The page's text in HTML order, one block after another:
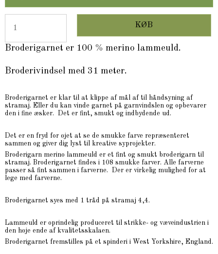
KØB
Broderigarnet er 100 % merino lammeuld.
Broderivindsel med 31 meter.
Broderigarnet er klar til at klippe af mål af til håndsyning af
stramaj. Eller du kan vinde garnet på garnvindslen og opbevarer
den i fine æsker. Det er fint, smukt og indbydende ud.
Det er en fryd for øjet at se de smukke farve repræsenteret
sammen og giver dig lyst til kreative syprojekter.
Broderigarn merino lammeuld er et fint og smukt broderigarn til
stramaj. Broderigarnet findes i 108 smukke farver. Alle farverne
passer så fint sammen i farverne. Der er virkelig mulighed for at
lege med farverne.
Broderigarnet syes med 1 tråd på stramaj 4,4.
Lammeuld er oprindelig produceret til strikke- og væveindustrien i
den høje ende af kvalitetsskalaen.
Broderigarnet fremstilles på et spinderi i West Yorkshire, England.